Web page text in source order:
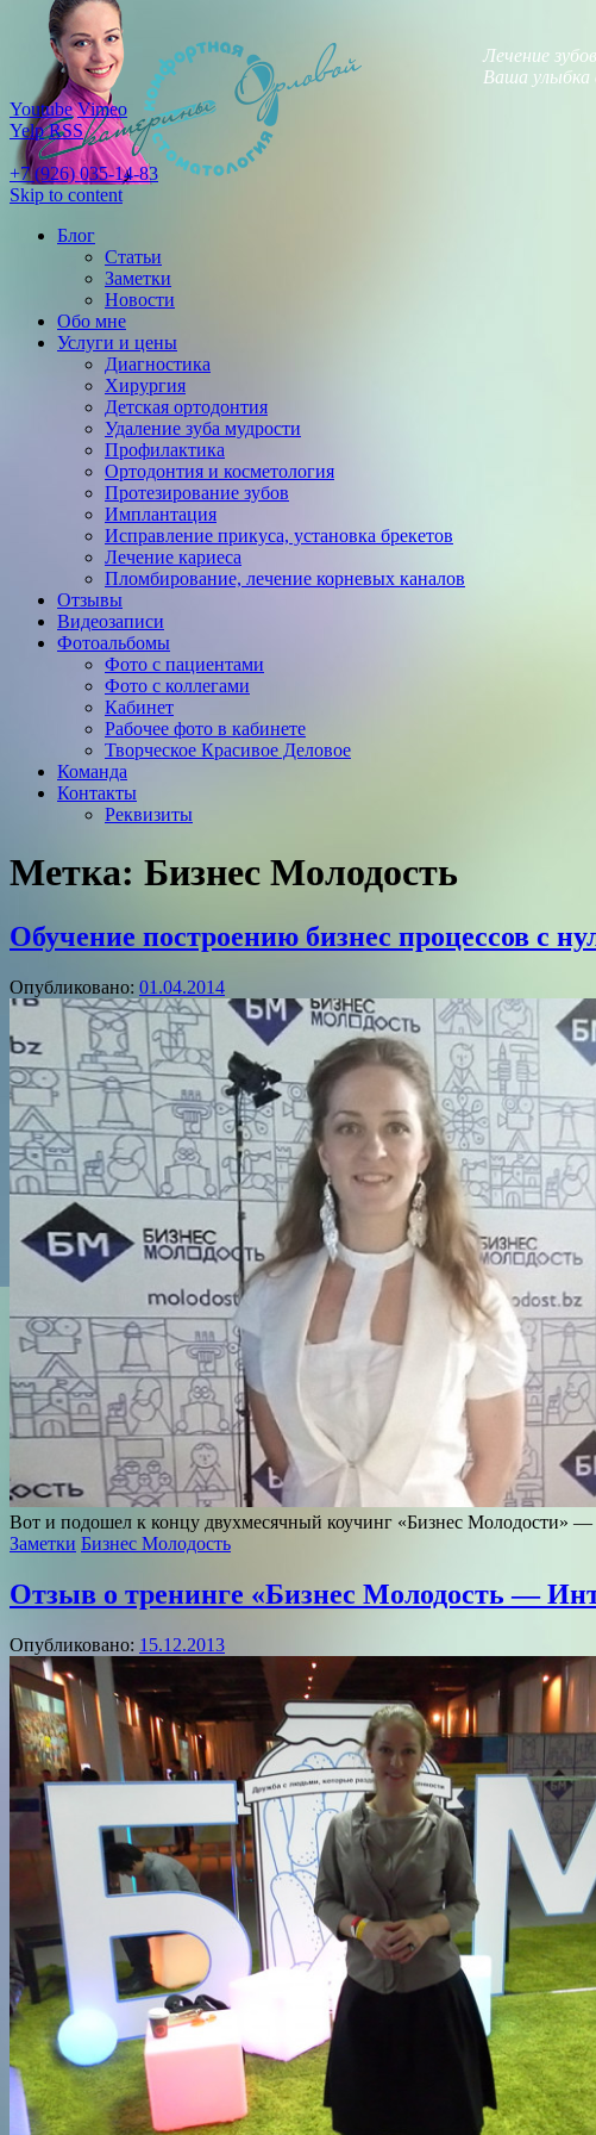
Лечение
Ваша улыбка
Youtube Vimeo
Yelp RSS
+7 (926) 035-14-83
Skip to content
Блог
Статьи
Заметки
Новости
Обо мне
Услуги и цены
Диагностика
Хирургия
Детская ортодонтия
Удаление зуба мудрости
Профилактика
Ортодонтия и косметология
Протезирование зубов
Имплантация
Исправление прикуса, установка брекетов
Лечение кариеса
Пломбирование, лечение корневых каналов
Отзывы
Видеозаписи
Фотоальбомы
Фото с пациентами
Фото с коллегами
Кабинет
Рабочее фото в кабинете
Творческое Красивое Деловое
Команда
Контакты
Реквизиты
Метка: Бизнес Молодость
Обучение построению бизнес процессов с
Опубликовано: 01.04.2014
Вот и подошел к концу двухмесячный коучинг «Бизнес Молодости»
Заметки Бизнес Молодость
Отзыв о тренинге «Бизнес Молодость —
Опубликовано: 15.12.2013